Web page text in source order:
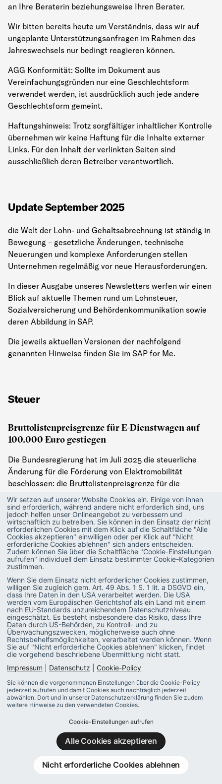
Wir setzen auf unserer Website Cookies ein. Einige von ihnen
sind erforderlich, während andere nicht erforderlich sind, uns
jedoch helfen unser Onlineangebot zu verbessern und
wirtschaftlich zu betreiben. Sie können in den Einsatz der nicht
erforderlichen Cookies mit dem Klick auf die Schaltfläche "Alle
Cookies akzeptieren" einwilligen oder per Klick auf "Nicht
erforderliche Cookies ablehnen" sich anders entscheiden.
Zudem können Sie über die Schaltfläche "Cookie-Einstellungen
aufrufen" individuell dem Einsatz bestimmter Cookie-Kategorien
zustimmen.
Wenn Sie dem Einsatz nicht erforderlicher Cookies zustimmen,
willigen Sie zugleich gem. Art. 49 Abs. 1 S. 1 lit. a DSGVO ein,
dass Ihre Daten in den USA verarbeitet werden. Die USA
werden vom Europäischen Gerichtshof als ein Land mit einem
nach EU-Standards unzureichendem Datenschutzniveau
eingeschätzt. Es besteht insbesondere das Risiko, dass Ihre
Daten durch US-Behörden, zu Kontroll- und zu
Überwachungszwecken, möglicherweise auch ohne
Rechtsbehelfsmöglichkeiten, verarbeitet werden können. Wenn
Sie auf "Nicht erforderliche Cookies ablehnen" klicken, findet
die vorgehend beschriebene Übermittlung nicht statt.
Impressum
Datenschutz Cookie-Policy
Sie können die vorgenommenen Einstellungen über die Cookie-Policy
jederzeit aufrufen und damit Cookies auch nachträglich jederzeit
abwählen. Dort und in unserer Datenschutzerklärung finden Sie zudem
weitere Hinweise zu den verwendeten Cookies.
Cookie-Einstellungen aufrufen
Alle Cookies akzeptieren
Nicht erforderliche Cookies ablehnen
an Ihre Beraterin beziehungsweise Ihren Berater.
Wir bitten bereits heute um Verständnis, dass wir auf
ungeplante Unterstützungsanfragen im Rahmen des
Jahreswechsels nur bedingt reagieren können.
AGG Konformität: Sollte im Dokument aus
Vereinfachungsgründen nur eine Geschlechtsform
verwendet werden, ist ausdrücklich auch jede andere
Geschlechtsform gemeint.
Haftungshinweis: Trotz sorgfältiger inhaltlicher Kontrolle
übernehmen wir keine Haftung für die Inhalte externer
Links. Für den Inhalt der verlinkten Seiten sind
ausschließlich deren Betreiber verantwortlich.
Update September 2025
die Welt der Lohn- und Gehaltsabrechnung ist ständig in
Bewegung – gesetzliche Änderungen, technische
Neuerungen und komplexe Anforderungen stellen
Unternehmen regelmäßig vor neue Herausforderungen.
In dieser Ausgabe unseres Newsletters werfen wir einen
Blick auf aktuelle Themen rund um Lohnsteuer,
Sozialversicherung und Behördenkommunikation sowie
deren Abbildung in SAP.
Die jeweils aktuellen Versionen der nachfolgend
genannten Hinweise finden Sie im SAP for Me.
Steuer
Bruttolistenpreisgrenze für E-Dienstwagen auf
100.000 Euro gestiegen
Die Bundesregierung hat im Juli 2025 die steuerliche
Änderung für die Förderung von Elektromobilität
beschlossen: die Bruttolistenpreisgrenze für die
steuerliche Begünstigung von Elektro-Dienstwagen für
Anschaffungen bzw. Leasingbeginn wird zum 01. Juli
2025 von bisher 70.000 Euro auf 100.000 Euro
angehoben.
Die neue Grenze gilt für alle vollelektrischen Fahrzeuge,
die nach dem 30. Juni 2025 angeschafft oder geleast
wurden bzw. werden.
SAP hat hierzu den Hinweis 3637916 herausgegeben.
ELStAM: Aufnahme der Daten zur PKV ab
Dezember 2025
Seitens der Behörden ist die erste Lieferung von PKV-
Daten mit der Monatsliste November 2025 vorgesehen,
welche Anfang Dezember bereitgestellt wird.
Mit dem Hinweis 3612773 informiert SAP über die
Testmöglichkeiten im Vorfeld der Einführung.
Das Customizing erfolgt mittels der neuen Teilapplikation